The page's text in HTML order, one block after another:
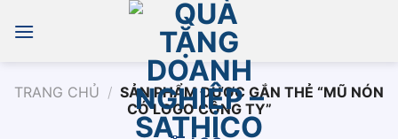
đến
TRANG CHỦ / SẢN PHẨM ĐƯỢC GẮN THẺ “MŨ NÓN
CÓ LOGO CÔNG TY”